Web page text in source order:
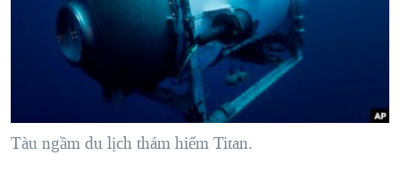
NGƯỜI VIỆT HẢI NGOẠI
ĐỜI SỐNG
SỨC KHOẺ
HÀNH TRÌNH BẦU CỬ 2024
MỘT NĂM CHIẾN TRANH TẠI DẢI GAZA
GIẢI MÃ VÀNH ĐAI & CON ĐƯỜNG
Tàu ngầm du lịch thám hiểm Titan.